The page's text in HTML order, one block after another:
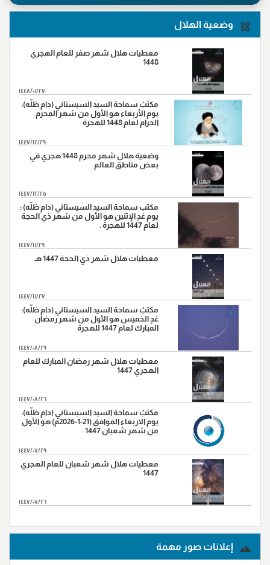
معركة صفين"
9 "واقعة نهروان ، سنة(38هـ)"
14 "شهادة محمد بن ابي بكر ،سنة(38هـ)"
رواية"
20
"ورود السبايا من آل بيت النبي (ص) أرض كربلاء ، سنة
(61هـ)."
28 "وفاة النبي الاكرم(ص)،سنة (11هـ)"
وضعية الهلال
معطيات هلال شهر صفر للعام الهجري
1448
١٤٤٨/٠١/٢٧
مكتبُ سماحة السيد السيستاني (دام ظلّه):
يوم الأربعاء هو الأول من شهر المحرم
الحرام لعام 1448 للهجرة
١٤٤٧/١٢/٢٩
وضعية هلال شهر محرم 1448 هجري في
بعض مناطق العالم
١٤٤٧/١٢/٢٥
مكتب سماحة السيد السيستاني (دام ظلّه) :
يوم غدٍ الإثنين هو الأول من شهر ذي الحجة
لعام 1447 للهجرة .
١٤٤٧/١١/٢٩
معطيات هلال شهر ذي الحجة 1447 هـ
١٤٤٧/١١/٢٧
مكتبُ سماحة السيد السيستاني (دام ظلّه):
غدٍ الخميس هو الأول من شهر رمضان
المبارك لعام 1447 للهجرة
١٤٤٧/٠٨/٢٩
معطيات هلال شهر رمضان المبارك للعام
الهجري 1447
١٤٤٧/٠٨/٢٦
مكتبُ سماحة السيد السيستاني (دام ظلّه):
يوم الاربعاء الموافق (21-1-2026م) هو الأول
من شهر شعبان 1447
١٤٤٧/٠٧/٢٩
معطيات هلال شهر شعبان للعام الهجري
1447
١٤٤٧/٠٧/٢٦
إعلانات صور مهمة